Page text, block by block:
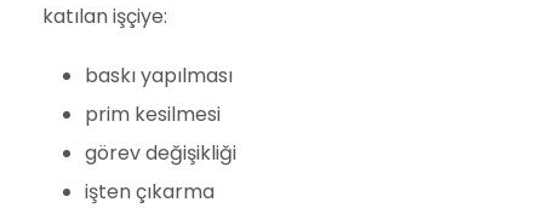
katılan işçiye:
baskı yapılması
prim kesilmesi
görev değişikliği
işten çıkarma